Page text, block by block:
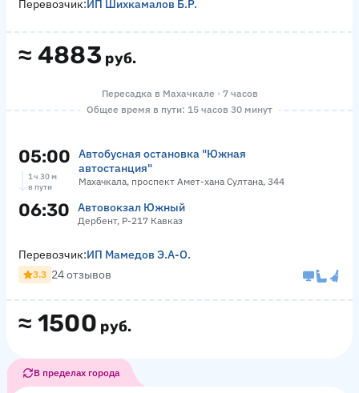
≈ 4883 руб.
Перевозчик:ИП Шихкамалов Б.Р.
Пересадка в Махачкале · 7 часов
Общее время в пути: 15 часов 30 минут
05:00
Автобусная остановка "Южная
автостанция"
Махачкала, проспект Амет-хана Султана, 344
1 ч 30 м
в пути
06:30 Автовокзал Южный
Дербент, Р-217 Кавказ
≈ 1500 руб.
Перевозчик:ИП Мамедов Э.А-О.
3.3 24 отзывов
В пределах города